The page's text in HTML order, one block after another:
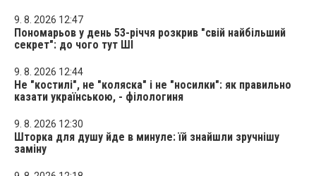
9. 8. 2026 12:47
Пономарьов у день 53-річчя розкрив "свій найбільший
секрет": до чого тут ШІ
9. 8. 2026 12:44
Не "костилі", не "коляска" і не "носилки": як правильно
казати українською, - філологиня
9. 8. 2026 12:30
Шторка для душу йде в минуле: їй знайшли зручнішу
заміну